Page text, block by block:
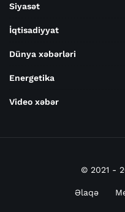
Siyasət
İqtisadiyyat
Dünya xəbərləri
Energetika
Video xəbər
© 2021 -
Əlaqə